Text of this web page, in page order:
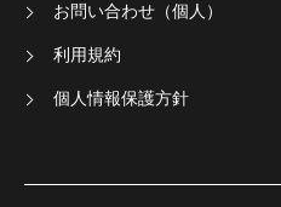
お問い合わせ（個人）
利用規約
個人情報保護方針